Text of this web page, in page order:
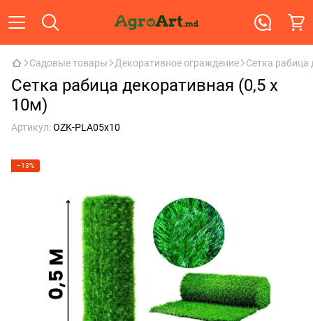
Садовые товары Декоративное ограждение Сетка рабица
Сетка рабица декоративная (0,5 x
10м)
Артикул:OZK-PLA05x10
−13%